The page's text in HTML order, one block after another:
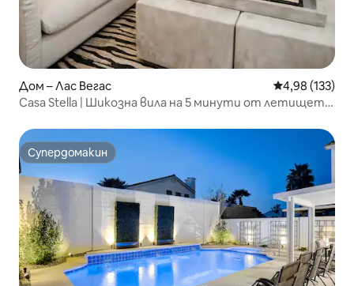
Дом – Лас Вегас Средна
4,98 (133)
Casa Stella | Шикозна вила на 5 минути от летището
Супердомакин
Супердомакин